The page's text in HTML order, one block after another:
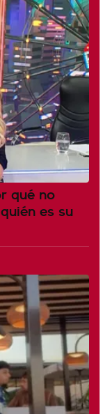
qué no
es su